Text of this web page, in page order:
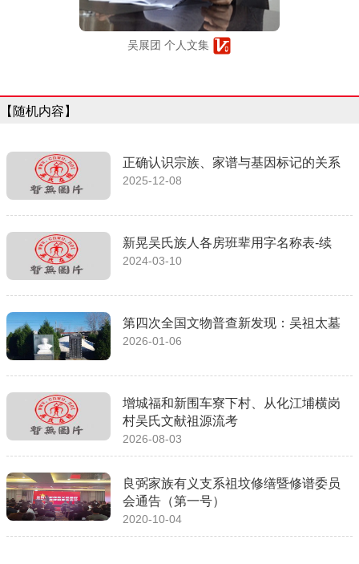
吴展团 个人文集
【随机内容】
正确认识宗族、家谱与基因标记的关系
2025-12-08
新晃吴氏族人各房班辈用字名称表-续
2024-03-10
第四次全国文物普查新发现：吴祖太墓
2026-01-06
增城福和新围车寮下村、从化江埔横岗
村吴氏文献祖源流考
2026-08-03
良弼家族有义支系祖坟修缮暨修谱委员
会通告（第一号）
2020-10-04